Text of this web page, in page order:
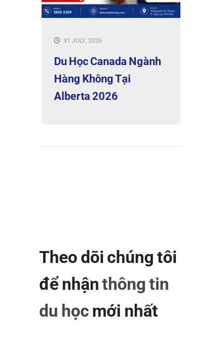
31 JULY, 2026
Du Học Canada Ngành
Hàng Không Tại
Alberta 2026
Theo dõi chúng tôi
để nhậnthông tin
du học mới nhất